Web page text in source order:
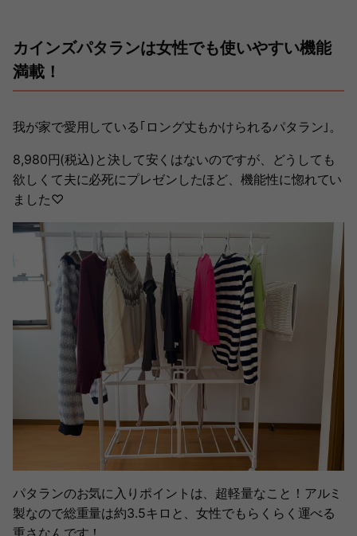
カインズパタランは女性でも使いやすい機能
満載！
我が家で愛用している｢ロング丈もかけられるパタラン｣。
8,980円(税込)と決して安くはないのですが、どうしても
欲しくて夫に必死にプレゼンしたほど、機能性に惚れてい
ました♡
パタランのお気に入りポイントは、超軽量なこと！アルミ
製なので総重量は約3.5キロと、女性でもらくらく運べる
重さなんです！